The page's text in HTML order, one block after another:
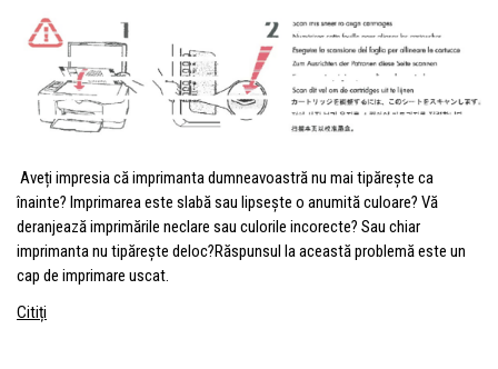
Aveți impresia că imprimanta dumneavoastră nu mai tipărește ca
înainte? Imprimarea este slabă sau lipsește o anumită culoare? Vă
deranjează imprimările neclare sau culorile incorecte? Sau chiar
imprimanta nu tipărește deloc?Răspunsul la această problemă este un
cap de imprimare uscat.
Citiți